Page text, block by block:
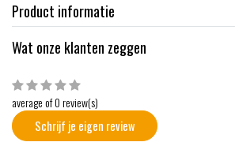
Product informatie
Wat onze klanten zeggen
average of 0 review(s)
Schrijf je eigen review